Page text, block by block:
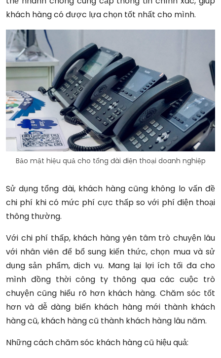
khách hàng có được lựa chọn tốt nhất cho mình.
Bảo mật hiệu quả cho tổng đài điện thoại doanh nghiệp
Sử dụng tổng đài, khách hàng cũng không lo vấn đề
chi phí khi có mức phí cực thấp so với phí điện thoại
thông thường.
Với chi phí thấp, khách hàng yên tâm trò chuyện lâu
với nhân viên để bổ sung kiến thức, chọn mua và sử
dụng sản phẩm, dịch vụ. Mang lại lợi ích tối đa cho
mình đồng thời công ty thông qua các cuộc trò
chuyện cũng hiểu rõ hơn khách hàng. Chăm sóc tốt
hơn và dễ dàng biến khách hàng mới thành khách
hàng cũ, khách hàng cũ thành khách hàng lâu năm.
Những cách chăm sóc khách hàng cũ hiệu quả: